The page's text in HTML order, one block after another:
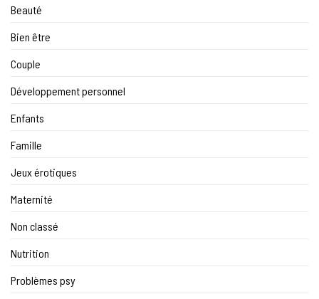
Beauté
Bien être
Couple
Développement personnel
Enfants
Famille
Jeux érotiques
Maternité
Non classé
Nutrition
Problèmes psy